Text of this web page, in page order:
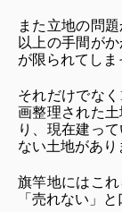
また立地の問
以上の手間が
が限られてしま
それだけでなく
画整理された
り、 現在建っ
ない土地があり
旗竿地にはこ
「売れない」